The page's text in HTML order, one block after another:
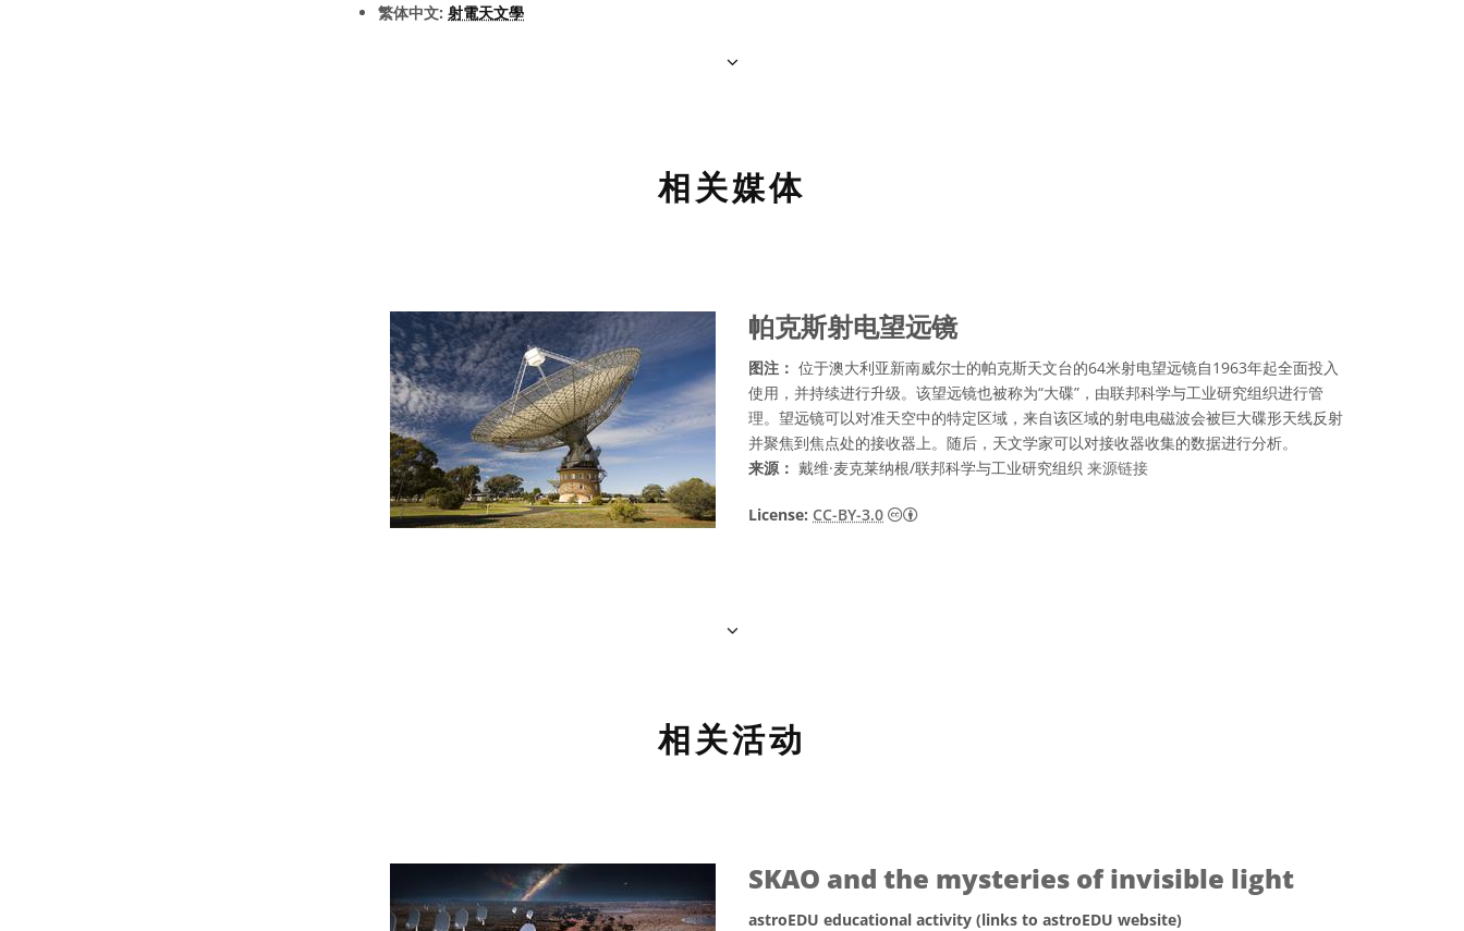
繁体中文: 射電天文學
相关媒体
帕克斯射电望远镜
图注： 位于澳大利亚新南威尔士的帕克斯天文台的64米射电望远镜自1963年起全面投入
使用，并持续进行升级。该望远镜也被称为“大碟”，由联邦科学与工业研究组织进行管
理。望远镜可以对准天空中的特定区域，来自该区域的射电电磁波会被巨大碟形天线反射
并聚焦到焦点处的接收器上。随后，天文学家可以对接收器收集的数据进行分析。
来源： 戴维·麦克莱纳根/联邦科学与工业研究组织 来源链接
License: CC-BY-3.0 知识共享许可协议 Attribution 3.0 Unported 图标
相关活动
SKAO and the mysteries of invisible light
astroEDU educational activity (links to astroEDU website)